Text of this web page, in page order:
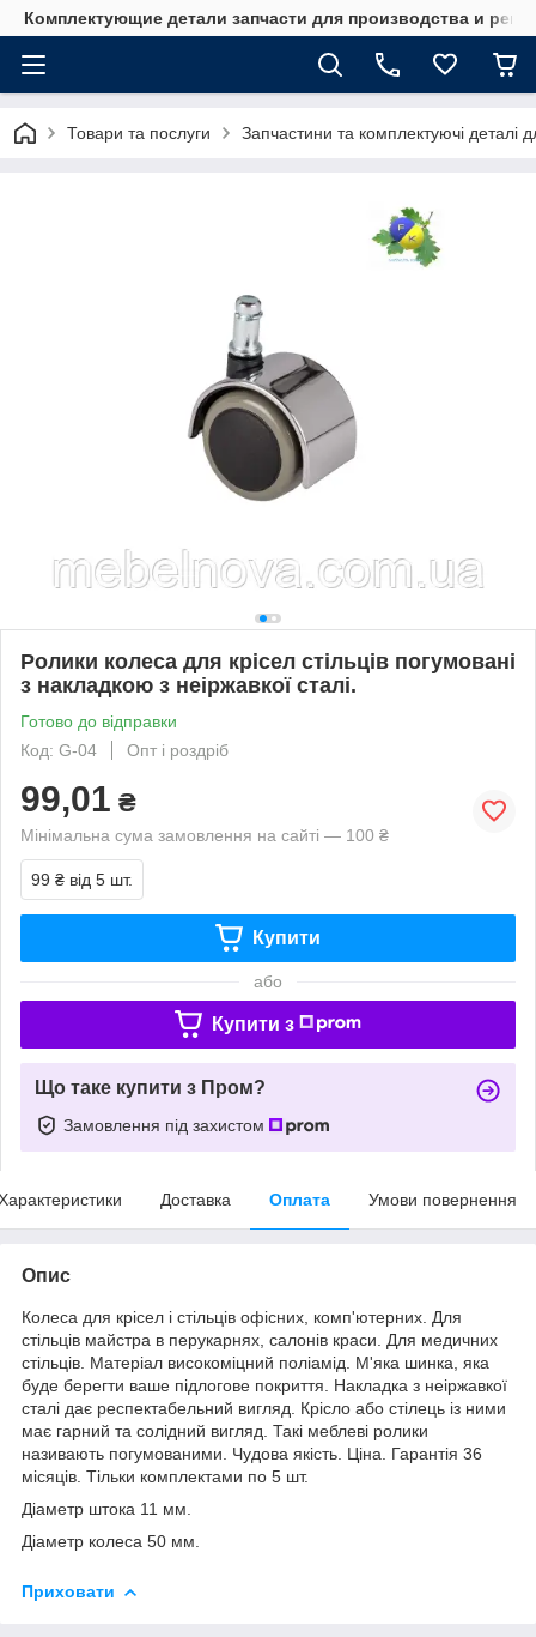
Комплектующие детали запчасти для производства и
Товари та послуги Запчастини та комплектуючі деталі
Ролики колеса для крісел стільців погумовані
з накладкою з неіржавкої сталі.
Готово до відправки
Код: G-04
Опт і роздріб
99,01 ₴
Мінімальна сума замовлення на сайті — 100 ₴
99 ₴ від 5 шт.
Купити
або
Купити з
Що таке купити з Пром?
Замовлення під захистом
Доставка Оплата Умови повернення
Опис
Колеса для крісел і стільців офісних, комп'ютерних. Для
стільців майстра в перукарнях, салонів краси. Для медичних
стільців. Матеріал високоміцний поліамід. М'яка шинка, яка
буде берегти ваше підлогове покриття. Накладка з неіржавкої
сталі дає респектабельний вигляд. Крісло або стілець із ними
має гарний та солідний вигляд. Такі меблеві ролики
називають погумованими. Чудова якість. Ціна. Гарантія 36
місяців. Тільки комплектами по 5 шт.
Діаметр штока 11 мм.
Діаметр колеса 50 мм.
Приховати